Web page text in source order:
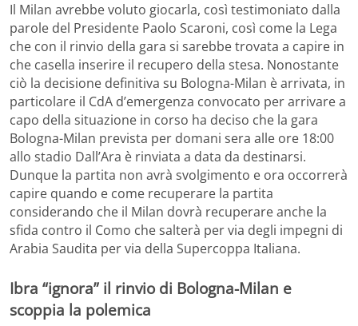
Il Milan avrebbe voluto giocarla, così testimoniato dalla
parole del Presidente Paolo Scaroni, così come la Lega
che con il rinvio della gara si sarebbe trovata a capire in
che casella inserire il recupero della stesa. Nonostante
ciò la decisione definitiva su Bologna-Milan è arrivata, in
particolare il CdA d’emergenza convocato per arrivare a
capo della situazione in corso ha deciso che la gara
Bologna-Milan prevista per domani sera alle ore 18:00
allo stadio Dall’Ara è rinviata a data da destinarsi.
Dunque la partita non avrà svolgimento e ora occorrerà
capire quando e come recuperare la partita
considerando che il Milan dovrà recuperare anche la
sfida contro il Como che salterà per via degli impegni di
Arabia Saudita per via della Supercoppa Italiana.
Ibra “ignora” il rinvio di Bologna-Milan e
scoppia la polemica